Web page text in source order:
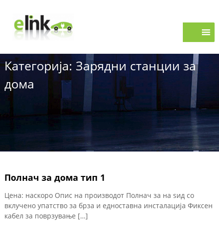
o
c
n
k
Категорија: Зарядни станции за
дома
Полнач за дома тип 1
Цена: наскоро Опис на производот Полнач за на ѕид со
вклучено упатство за брза и едноставна инсталација Фиксен
кабел за поврзување […]